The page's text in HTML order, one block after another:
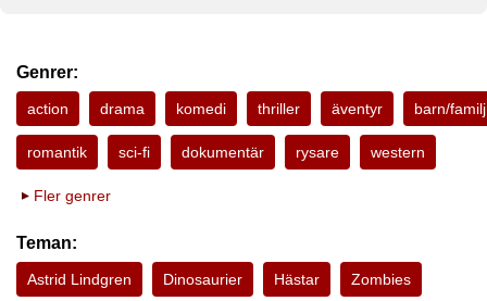
Genrer:
action drama komedi thriller äventyr barn/familj
romantik sci-fi dokumentär rysare western
Fler genrer
Teman:
Astrid Lindgren Dinosaurier Hästar Zombies